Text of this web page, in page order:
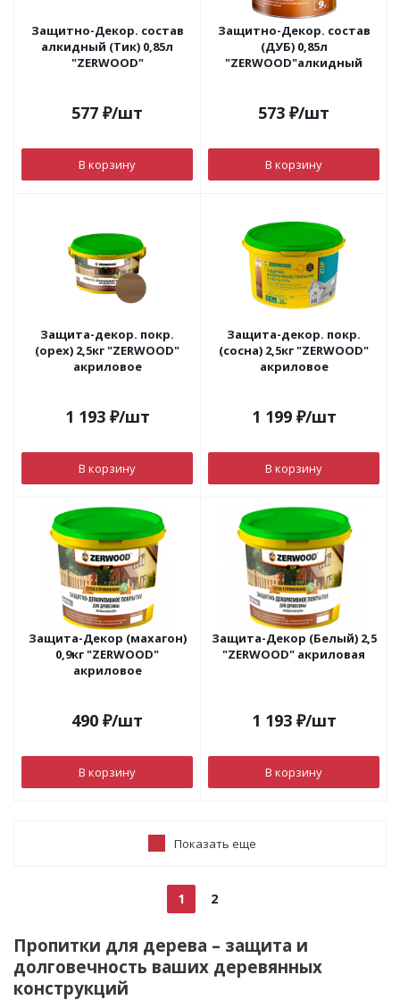
Защитно-Декор. состав
алкидный (Тик) 0,85л
"ZERWOOD"
577 ₽/шт
В корзину
Защитно-Декор. состав
(ДУБ) 0,85л
"ZERWOOD"алкидный
573 ₽/шт
В корзину
Защита-декор. покр.
(орех) 2,5кг "ZERWOOD"
акриловое
1 193₽/шт
В корзину
Защита-декор. покр.
(сосна) 2,5кг "ZERWOOD"
акриловое
1 199₽/шт
В корзину
Защита-Декор (махагон)
0,9кг "ZERWOOD"
акриловое
490 ₽/шт
В корзину
Защита-Декор (Белый) 2,5
"ZERWOOD" акриловая
1 193₽/шт
В корзину
Показать еще
1 2
Пропитки для дерева – защита и
долговечность ваших деревянных
конструкций